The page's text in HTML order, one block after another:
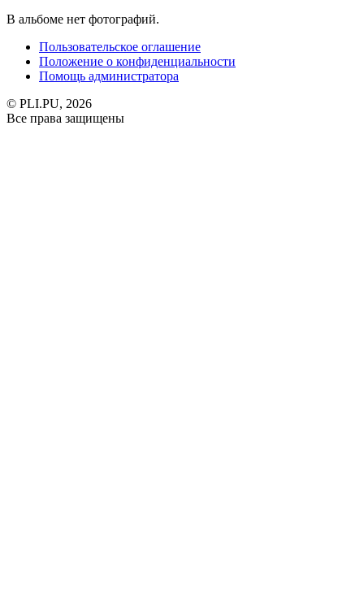
В альбоме нет фотографий.
Пользовательское оглашение
Положение о конфиденциальности
Помощь администратора
© PLI.PU, 2026
Все права защищены